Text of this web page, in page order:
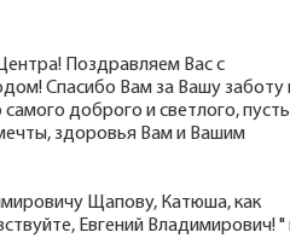
Поздравляем Вас с
Спасибо Вам за Вашу заботу
доброго и светлого, пусть
здоровья Вам и Вашим
Щапову, Катюша, как
Евгений Владимирович! "